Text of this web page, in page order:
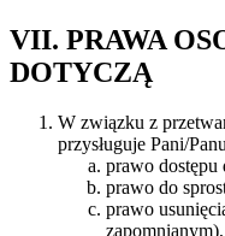
VII. PRAWA
DOTYCZĄ
W związku z
przysługuje Pani/
prawo dostępu
prawo do
prawo
zapomnianym),